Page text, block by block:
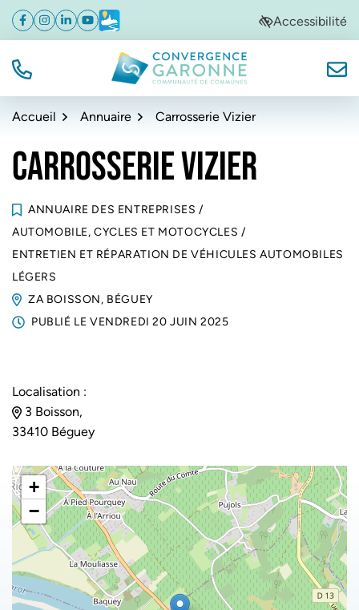
Aller
navigation
Aller
au
Aller
au
de
Facebook
(ouverture dans un nouvel onglet)
Instagram
(ouverture dans un nouvel onglet)
Linkedin
(ouverture dans un nouvel onglet)
YouTube
(ouverture dans un nouvel onglet)
Météo
(ouverture dans un nouvel onglet)Accessibilité
TÉL. Convergence Garonne
Accueil Annuaire Carrosserie Vizier
CARROSSERIE VIZIER
ANNUAIRE DES ENTREPRISES /
AUTOMOBILE, CYCLES ET MOTOCYCLES /
ENTRETIEN ET RÉPARATION DE VÉHICULES AUTOMOBILES
LÉGERS
ZA BOISSON, BÉGUEY
PUBLIÉ LE VENDREDI 20 JUIN 2025
Localisation :
3 Boisson,
33410 Béguey
+
−